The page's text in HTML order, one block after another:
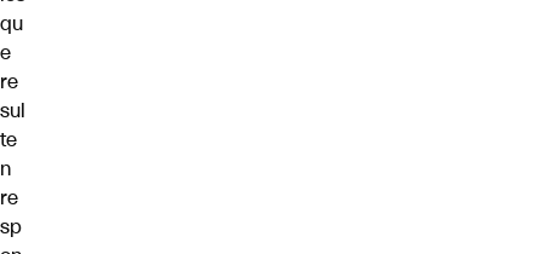
qu
e
re
sul
te
n
re
sp